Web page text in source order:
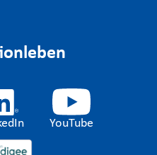
YouTube